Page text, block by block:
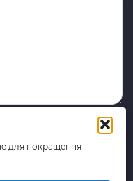
для покращення